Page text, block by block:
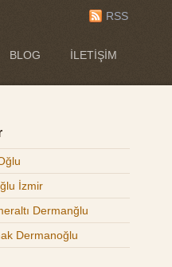
BLOG İLETIŞIM
RSS
İzmir
Dermanğlu
Dermanoğlu